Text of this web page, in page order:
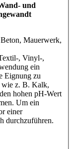
und
Mauerwerk,
, Vinyl-,
ein
Eignung zu
wie z. B. Kalk,
hohen pH-Wert
Um ein
einer
durchzuführen.